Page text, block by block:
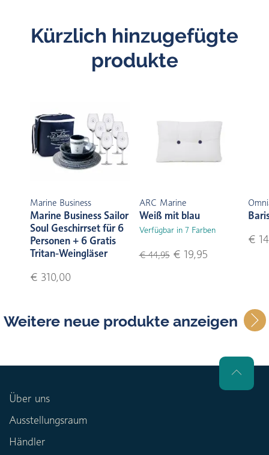
Kürzlich hinzugefügte
produkte
Marine Business
Marine Business Sailor
Soul Geschirrset für 6
Personen + 6 Gratis
Tritan-Weingläser
€ 310,00
ARC Marine
Weiß mit blau
Verfügbar in 7 Farben
€ 44,95€ 19,95
€
Weitere neue produkte anzeigen
Über uns
Ausstellungsraum
Händler